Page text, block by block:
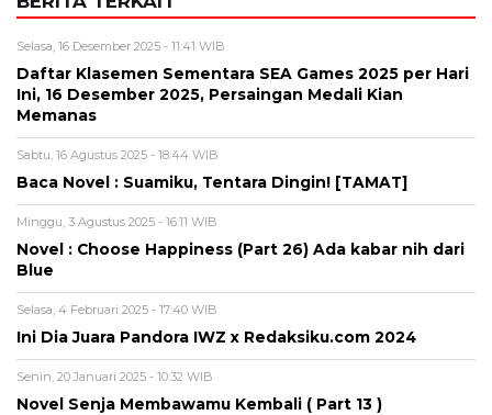
Selasa, 16 Desember 2025 - 11:41 WIB
Daftar Klasemen Sementara SEA Games 2025 per Hari
Ini, 16 Desember 2025, Persaingan Medali Kian
Memanas
Sabtu, 16 Agustus 2025 - 18:44 WIB
Baca Novel : Suamiku, Tentara Dingin! [TAMAT]
Minggu, 3 Agustus 2025 - 16:11 WIB
Novel : Choose Happiness (Part 26) Ada kabar nih dari
Blue
Selasa, 4 Februari 2025 - 17:40 WIB
Ini Dia Juara Pandora IWZ x Redaksiku.com 2024
Senin, 20 Januari 2025 - 10:32 WIB
Novel Senja Membawamu Kembali ( Part 13 )